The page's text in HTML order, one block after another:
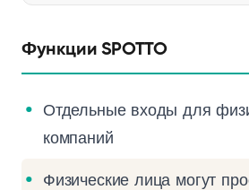
Функции SPOTTO
Отдельные входы для
компаний
Физические лица могут